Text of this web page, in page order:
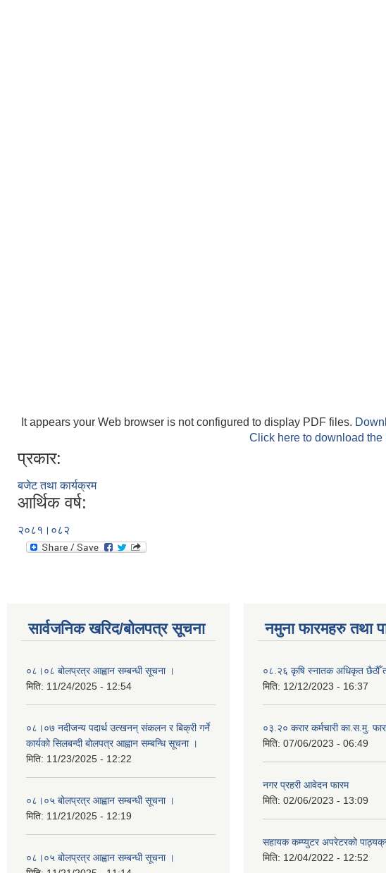
It appears your Web browser is not configured to display PDF files.
Click here to download the
प्रकार:
बजेट तथा कार्यक्रम
आर्थिक वर्ष:
२०८१।०८२
सार्वजनिक खरिद/बोलपत्र सूचना
०८।०८ बोलप्रत्र आह्वान सम्बन्धी सूचना ।
मिति: 11/24/2025 - 12:54
०८।०७ नदीजन्य पदार्थ उत्खनन् संकलन र बिक्री गर्ने
कार्यको सिलबन्दी बोलपत्र आह्वान सम्बन्धि सूचना ।
मिति: 11/23/2025 - 12:22
०८।०५ बोलप्रत्र आह्वान सम्बन्धी सूचना ।
मिति: 11/21/2025 - 12:19
०८।०५ बोलप्रत्र आह्वान सम्बन्धी सूचना ।
नमुना फारमहरु तथा
०८.२६ कृषि स्‍नातक अधिकृत छैठौँ
मिति: 12/12/2023 - 16:37
०३.२० करार कर्मचारी का.स.मु.
मिति: 07/06/2023 - 06:49
नगर प्रहरी आवेदन फारम
मिति: 02/06/2023 - 13:09
सहायक कम्प्युटर अपरेटरको
मिति: 12/04/2022 - 12:52